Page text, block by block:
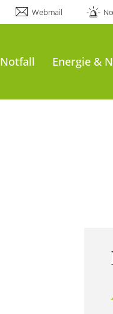
Webmail
Notfall Energie &